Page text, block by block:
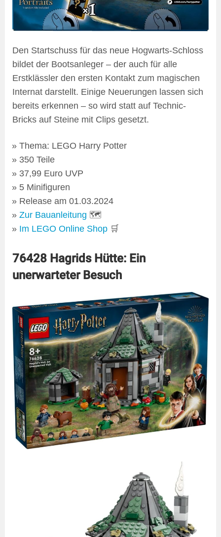
Den Startschuss für das neue Hogwarts-Schloss
bildet der Bootsanleger – der auch für alle
Erstklässler den ersten Kontakt zum magischen
Internat darstellt. Einige Neuerungen lassen sich
bereits erkennen – so wird statt auf Technic-
Bricks auf Steine mit Clips gesetzt.
Thema: LEGO Harry Potter
350 Teile
37,99 Euro UVP
5 Minifiguren
Release am 01.03.2024
Zur Bauanleitung 🗺
Im LEGO Online Shop 🛒
76428 Hagrids Hütte: Ein
unerwarteter Besuch